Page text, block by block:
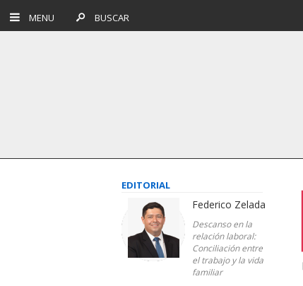
MENU BUSCAR
EDITORIAL
Federico Zelada
Descanso en la
relación laboral:
Conciliación entre
el trabajo y la vida
familiar